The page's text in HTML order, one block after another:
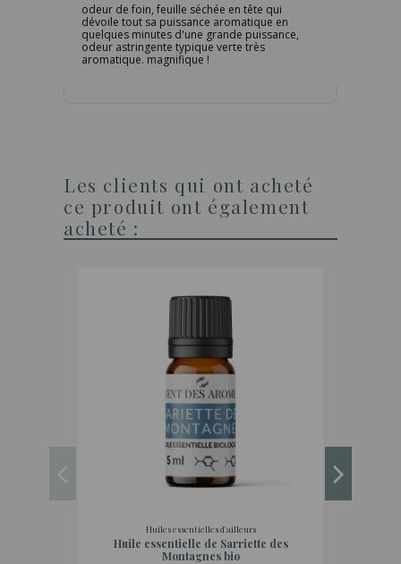
odeur de foin, feuille séchée en tête qui
dévoile tout sa puissance aromatique en
quelques minutes d'une grande puissance,
odeur astringente typique verte très
aromatique. magnifique !
Les clients qui ont acheté
ce produit ont également
acheté :
Huiles essentielles d'ailleurs
Huile essentielle de Sarriette des
Montagnes bio